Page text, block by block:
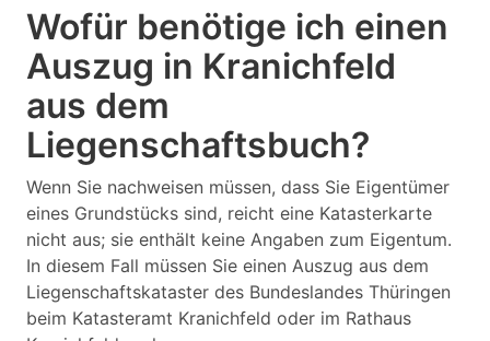
Wofür benötige ich einen
Auszug in Kranichfeld
aus dem
Liegenschaftsbuch?
Wenn Sie nachweisen müssen, dass Sie Eigentümer
eines Grundstücks sind, reicht eine Katasterkarte
nicht aus; sie enthält keine Angaben zum Eigentum.
In diesem Fall müssen Sie einen Auszug aus dem
Liegenschaftskataster des Bundeslandes Thüringen
beim Katasteramt Kranichfeld oder im Rathaus